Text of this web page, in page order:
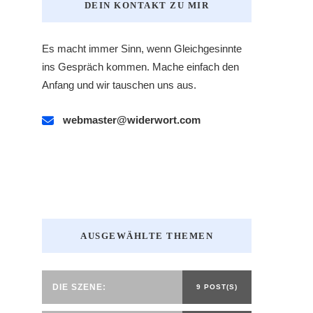
DEIN KONTAKT ZU MIR
Es macht immer Sinn, wenn Gleichgesinnte
ins Gespräch kommen. Mache einfach den
Anfang und wir tauschen uns aus.
webmaster@widerwort.com
AUSGEWÄHLTE THEMEN
DIE SZENE: 9 POST(S)